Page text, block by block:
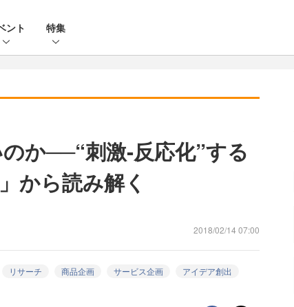
ント 特集
か──“刺激‐反応化”する
から読み解く
2018/02/14 07:00
リサーチ 商品企画 サービス企画
アイデア創出